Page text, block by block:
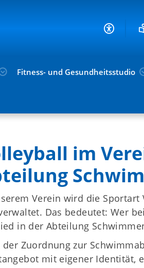
Fitness- und Gesundheitsstudio
im
Verein wird die
Das bedeutet: Wer
in der Abteilung
der Zuordnung zur
mit eigener Identität,